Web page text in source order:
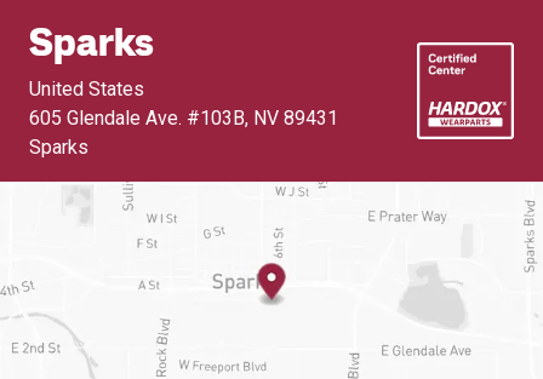
Sparks
United States
605 Glendale Ave. #103B, NV 89431
Sparks